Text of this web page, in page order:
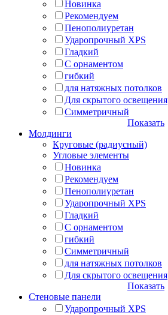
Новинка
Рекомендуем
Пенополиуретан
Ударопрочный XPS
Гладкий
С орнаментом
гибкий
для натяжных потолков
Для скрытого освещения
Симметричный
Показать
Молдинги
Круговые (радиусный)
Угловые элементы
Новинка
Рекомендуем
Пенополиуретан
Ударопрочный XPS
Гладкий
С орнаментом
гибкий
Симметричный
для натяжных потолков
Для скрытого освещения
Показать
Стеновые панели
Ударопрочный XPS